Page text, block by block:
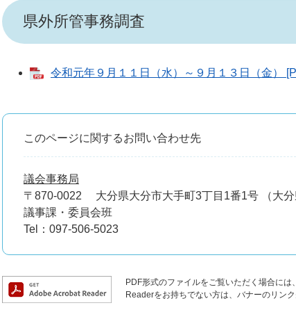
県外所管事務調査
令和元年９月１１日（水）～９月１３日（金）
このページに関するお問い合わせ先
議会事務局
〒870-0022
大分県大分市大手町3丁目1番1号 （大
議事課・委員会班
Tel：097-506-5023
PDF形式のファイルをご覧いただく場合に
Readerをお持ちでない方は、バナーのリン